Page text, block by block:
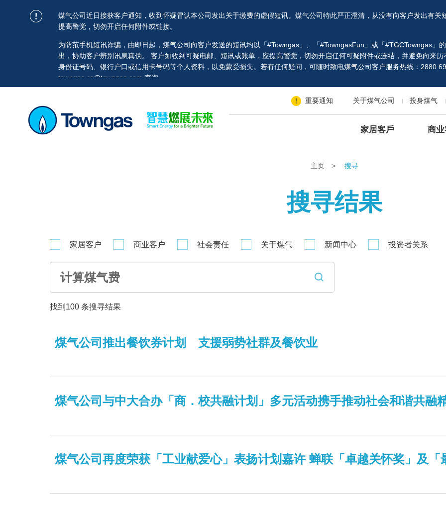
煤气公司近日接获客户通知，收到怀疑冒认本公司发出关于缴费的虚假短讯。煤气公司特此严正澄清，从没有向客户发出有关
提高警觉，切勿开启任何附件或链接。
为防范手机短讯诈骗，由即日起，煤气公司向客户发送的短讯均以「#Towngas」、「#TowngasFun」或「#TGCTowngas」
出，协助客户辨别讯息真伪。 客户如收到可疑电邮、短讯或账单，应提高警觉，切勿开启任何可疑附件或连结，并避免向来
身份证号码、银行户口或信用卡号码等个人资料，以免蒙受损失。若有任何疑问，可随时致电煤气公司客户服务热线：2880
towngas.cs@towngas.com 查询。
重要通知 关于煤气公司 投身煤气
家居客戶 商
主页 > 搜寻
搜寻结果
家居客户 商业客户 社会责任 关于煤气 新闻中心 投资者关系
找到 100 条搜寻结果
煤气公司推出餐饮券计划 支援弱势社群及餐饮业
煤气公司与中大合办「商．校共融计划」多元活动携手推动社会和谐共融
煤气公司再度荣获「工业献爱心」表扬计划嘉许 蝉联「卓越关怀奖」及「